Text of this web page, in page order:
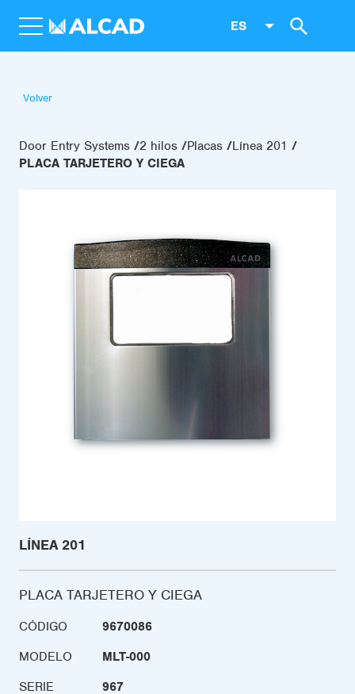
ES
Volver
Door Entry Systems 2 hilos Placas
Línea 201
PLACA TARJETERO Y CIEGA
LÍNEA 201
PLACA TARJETERO Y CIEGA
CÓDIGO
9670086
MODELO
MLT-000
SERIE
967